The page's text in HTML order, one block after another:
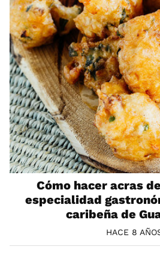
Cómo hacer acras
especialidad
caribeña de
HACE 8